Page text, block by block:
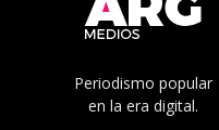
Periodismo popular
en la era digital.